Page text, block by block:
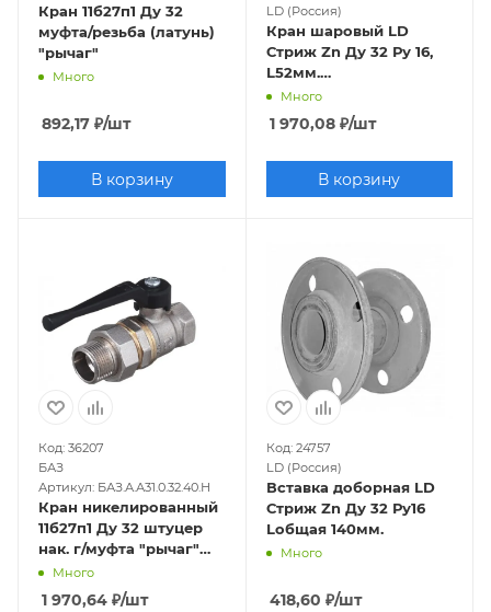
Кран 11б27п1 Ду 32
муфта/резьба (латунь)
"рычаг"
Много
892,17 ₽/шт
В корзину
LD (Россия)
Кран шаровый LD
Стриж Zn Ду 32 Ру 16,
L52мм.
(полнопроходной)
Много
1 970,08₽/шт
В корзину
Код: 36207
БАЗ
Артикул: БАЗ.А.А31.0.32.40.Н
Кран никелированный
11б27п1 Ду 32 штуцер
нак. г/муфта "рычаг"
(серия - ГОСТ)
Много
1 970,64 ₽/шт
Код: 24757
LD (Россия)
Вставка доборная LD
Стриж Zn Ду 32 Ру16
Lобщая 140мм.
Много
418,60 ₽/шт